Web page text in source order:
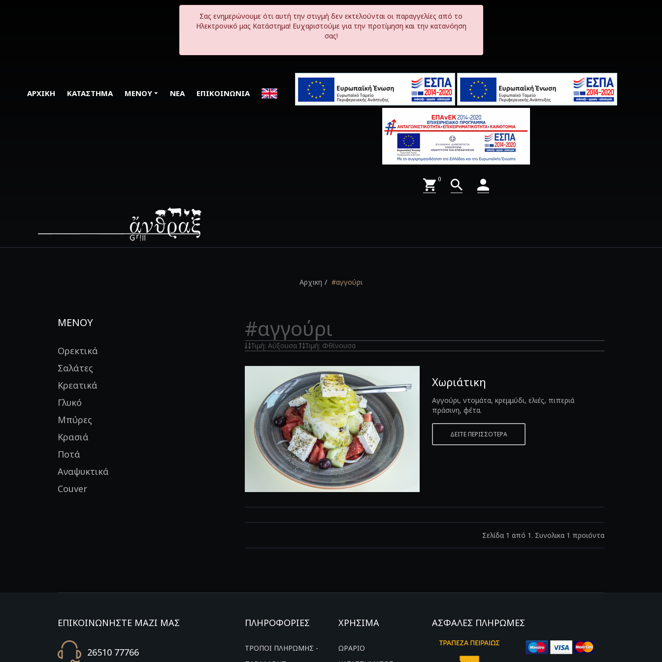
Σας ενημερώνουμε ότι αυτή την στιγμή δεν εκτελούνται οι παραγγελίες από το
Ηλεκτρονικό μας Κατάστημα! Ευχαριστούμε για την προτίμηση και την κατανόηση
σας!
ΑΡΧΙΚΗ ΚΑΤΑΣΤΗΜΑ MENOY ΝΕΑ ΕΠΙΚΟΙΝΩΝΙΑ
0
Αρχικη #αγγούρι
#αγγούρι
Τιμή: Αύξουσα Τιμή: Φθίνουσα
Χωριάτικη
Αγγούρι, ντομάτα, κρεμμύδι, ελιές, πιπεριά
πράσινη, φέτα.
ΔΕΙΤΕ ΠΕΡΙΣΣΟΤΕΡΑ
Σελίδα 1 από 1. Συνολικα 1 προιόντα
ΜΕΝΟΥ
Ορεκτικά
Σαλάτες
Κρεατικά
Γλυκό
Μπύρες
Κρασιά
Ποτά
Αναψυκτικά
Couver
ΕΠΙΚΟΙΝΩΝΗΣΤΕ ΜΑΖΙ ΜΑΣ
26510 77766
ΠΛΗΡΟΦΟΡΙΕΣ
ΤΡΟΠΟΙ ΠΛΗΡΩΜΗΣ -
ΧΡΗΣΙΜΑ
ΩΡΑΡΙΟ
ΑΣΦΑΛΕΣ ΠΛΗΡΩΜΕΣ